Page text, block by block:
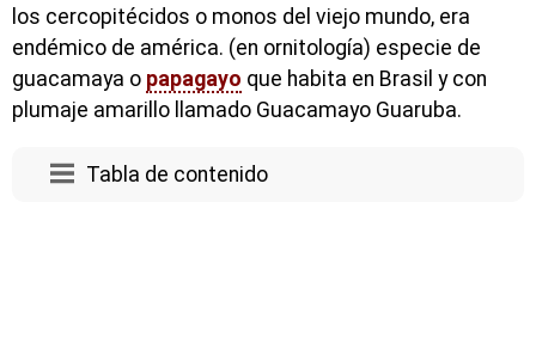
los cercopitécidos o monos del viejo mundo, era
endémico de américa. (en ornitología) especie de
guacamaya o papagayo que habita en Brasil y con
plumaje amarillo llamado Guacamayo Guaruba.
Tabla de contenido